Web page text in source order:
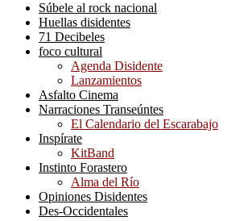
Súbele al rock nacional
Huellas disidentes
71 Decibeles
foco cultural
Agenda Disidente
Lanzamientos
Asfalto Cinema
Narraciones Transeúntes
El Calendario del Escarabajo
Inspírate
KitBand
Instinto Forastero
Alma del Río
Opiniones Disidentes
Des-Occidentales